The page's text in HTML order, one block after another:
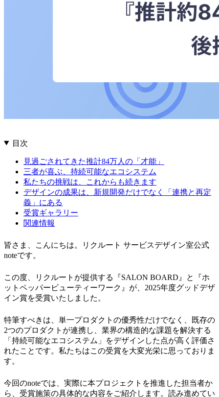
目次
見過ごされてきた推計84万人の「才能」
三者が喜ぶ、持続可能なエコシステム
私たちの挑戦は、これからも続きます
デザインの成果は、新規開発だけでなく「連携と再定
義」にある
受賞ギャラリー
関連情報
皆さま、こんにちは。リクルート サービスデザイン室公式
noteです。
この度、リクルートが提供する『SALON BOARD』と『ホ
ットペッパービューティーワーク』が、2025年度グッドデザ
イン賞を受賞いたしました。
特筆すべきは、単一プロダクトの優秀性だけでなく、既存の
2つのプロダクトが連携し、業界の構造的な課題を解決する
「持続可能なエコシステム」をデザインした点が高く評価さ
れたことです。私たちはこの受賞を大変光栄に思っておりま
す。
今回のnoteでは、実際に本プロジェクトを推進した担当者か
ら、受賞施策の具体的な内容をご紹介します。読み進めてい